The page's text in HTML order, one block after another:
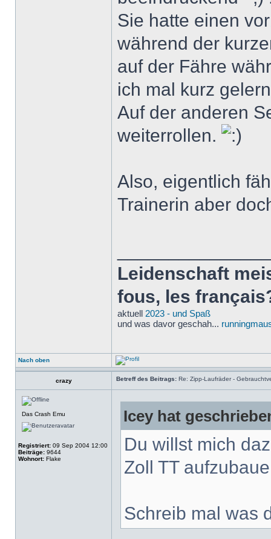
Sie hatte einen
während der
auf der Fähre
ich mal kurz
Auf der anderen
weiterrollen.
Also, eigentlich
Trainerin aber
Leidenschaft
fous, les
aktuell 2023 - und Spaß
und was davor geschah...
Nach oben
crazy Betreff des Beitrags: Re: Zipp-Laufräder -
Das Crash Emu
Registriert: 09 Sep 2004 12:00
Beiträge: 9644
Wohnort: Flake
Icey hat
Du willst mich
Zoll TT
Schreib mal was